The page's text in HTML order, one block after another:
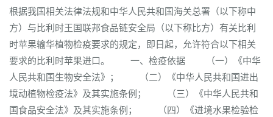
根据我国相关法律法规和中华人民共和国海关总署（以下称中
方）与比利时王国联邦食品链安全局（以下称比方）有关比利
时苹果输华植物检疫要求的规定，即日起，允许符合以下相关
要求的比利时苹果进口。 一、检疫依据 （一）《中华
人民共和国生物安全法》； （二）《中华人民共和国进出
境动植物检疫法》及其实施条例； （三）《中华人民共和
国食品安全法》及其实施条例； （四）《进境水果检验检